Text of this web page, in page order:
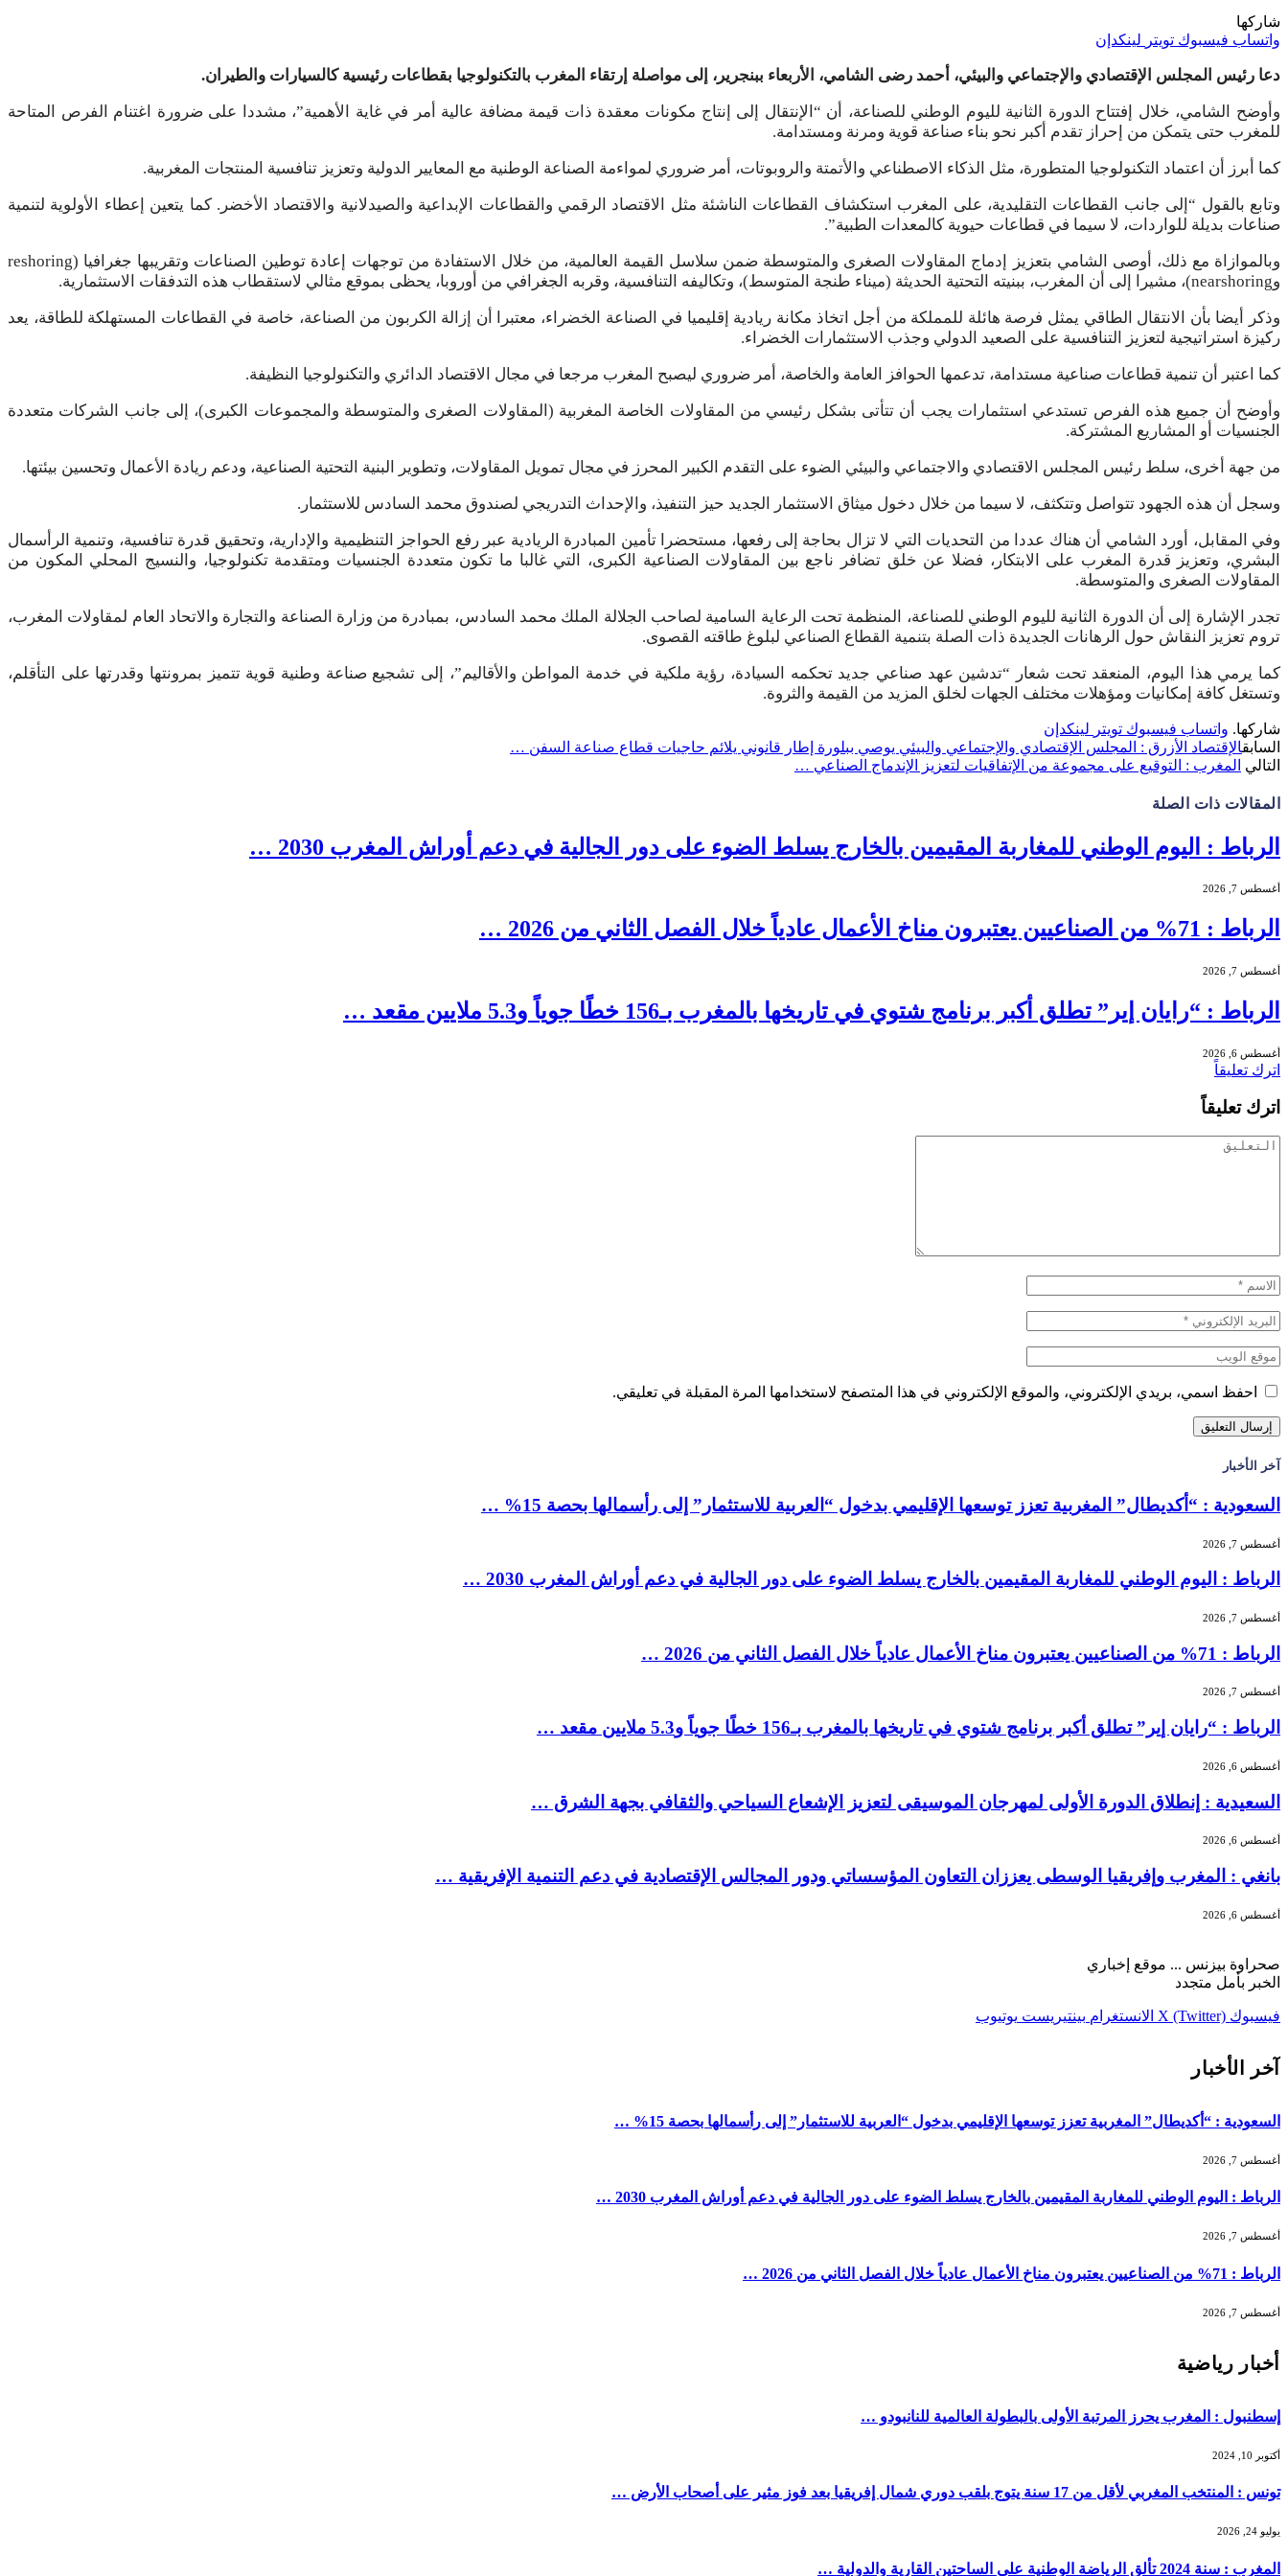
شاركها
واتساب فيسبوك تويتر لينكدإن
دعا رئيس المجلس الإقتصادي والإجتماعي والبيئي، أحمد رضى الشامي، الأربعاء ببنجرير، إلى مواصلة إرتقاء المغرب بالتكنولوجيا بقطاعات رئيسية كالسيارات والطيران.
وأوضح الشامي، خلال إفتتاح الدورة الثانية لليوم الوطني للصناعة، أن “الإنتقال إلى إنتاج مكونات معقدة ذات قيمة مضافة عالية أمر في غاية الأهمية”، مشددا على ضرورة اغتنام الفرص المتاحة
للمغرب حتى يتمكن من إحراز تقدم أكبر نحو بناء صناعة قوية ومرنة ومستدامة.
كما أبرز أن اعتماد التكنولوجيا المتطورة، مثل الذكاء الاصطناعي والأتمتة والروبوتات، أمر ضروري لمواءمة الصناعة الوطنية مع المعايير الدولية وتعزيز تنافسية المنتجات المغربية.
وتابع بالقول “إلى جانب القطاعات التقليدية، على المغرب استكشاف القطاعات الناشئة مثل الاقتصاد الرقمي والقطاعات الإبداعية والصيدلانية والاقتصاد الأخضر. كما يتعين إعطاء الأولوية لتنمية
صناعات بديلة للواردات، لا سيما في قطاعات حيوية كالمعدات الطبية”.
وبالموازاة مع ذلك، أوصى الشامي بتعزيز إدماج المقاولات الصغرى والمتوسطة ضمن سلاسل القيمة العالمية، من خلال الاستفادة من توجهات إعادة توطين الصناعات وتقريبها جغرافيا (reshoring
وnearshoring)، مشيرا إلى أن المغرب، ببنيته التحتية الحديثة (ميناء طنجة المتوسط)، وتكاليفه التنافسية، وقربه الجغرافي من أوروبا، يحظى بموقع مثالي لاستقطاب هذه التدفقات الاستثمارية.
وذكر أيضا بأن الانتقال الطاقي يمثل فرصة هائلة للمملكة من أجل اتخاذ مكانة ريادية إقليميا في الصناعة الخضراء، معتبرا أن إزالة الكربون من الصناعة، خاصة في القطاعات المستهلكة للطاقة، يعد
ركيزة استراتيجية لتعزيز التنافسية على الصعيد الدولي وجذب الاستثمارات الخضراء.
كما اعتبر أن تنمية قطاعات صناعية مستدامة، تدعمها الحوافز العامة والخاصة، أمر ضروري ليصبح المغرب مرجعا في مجال الاقتصاد الدائري والتكنولوجيا النظيفة.
وأوضح أن جميع هذه الفرص تستدعي استثمارات يجب أن تتأتى بشكل رئيسي من المقاولات الخاصة المغربية (المقاولات الصغرى والمتوسطة والمجموعات الكبرى)، إلى جانب الشركات متعددة
الجنسيات أو المشاريع المشتركة.
من جهة أخرى، سلط رئيس المجلس الاقتصادي والاجتماعي والبيئي الضوء على التقدم الكبير المحرز في مجال تمويل المقاولات، وتطوير البنية التحتية الصناعية، ودعم ريادة الأعمال وتحسين بيئتها.
وسجل أن هذه الجهود تتواصل وتتكثف، لا سيما من خلال دخول ميثاق الاستثمار الجديد حيز التنفيذ، والإحداث التدريجي لصندوق محمد السادس للاستثمار.
وفي المقابل، أورد الشامي أن هناك عددا من التحديات التي لا تزال بحاجة إلى رفعها، مستحضرا تأمين المبادرة الريادية عبر رفع الحواجز التنظيمية والإدارية، وتحقيق قدرة تنافسية، وتنمية الرأسمال
البشري، وتعزيز قدرة المغرب على الابتكار، فضلا عن خلق تضافر ناجع بين المقاولات الصناعية الكبرى، التي غالبا ما تكون متعددة الجنسيات ومتقدمة تكنولوجيا، والنسيج المحلي المكون من
المقاولات الصغرى والمتوسطة.
تجدر الإشارة إلى أن الدورة الثانية لليوم الوطني للصناعة، المنظمة تحت الرعاية السامية لصاحب الجلالة الملك محمد السادس، بمبادرة من وزارة الصناعة والتجارة والاتحاد العام لمقاولات المغرب،
تروم تعزيز النقاش حول الرهانات الجديدة ذات الصلة بتنمية القطاع الصناعي لبلوغ طاقته القصوى.
كما يرمي هذا اليوم، المنعقد تحت شعار “تدشين عهد صناعي جديد تحكمه السيادة، رؤية ملكية في خدمة المواطن والأقاليم”، إلى تشجيع صناعة وطنية قوية تتميز بمرونتها وقدرتها على التأقلم،
وتستغل كافة إمكانيات ومؤهلات مختلف الجهات لخلق المزيد من القيمة والثروة.
شاركها. واتساب فيسبوك تويتر لينكدإن
السابقالإقتصاد الأزرق : المجلس الإقتصادي والإجتماعي والبيئي يوصي ببلورة إطار قانوني يلائم حاجيات قطاع صناعة السفن …
التالي المغرب : التوقيع على مجموعة من الإتفاقيات لتعزيز الإندماج الصناعي …
المقالات ذات الصلة
الرباط : اليوم الوطني للمغاربة المقيمين بالخارج يسلط الضوء على دور الجالية في دعم أوراش المغرب 2030 …
أغسطس 7, 2026
الرباط : 71% من الصناعيين يعتبرون مناخ الأعمال عادياً خلال الفصل الثاني من 2026 …
أغسطس 7, 2026
الرباط : “رايان إير” تطلق أكبر برنامج شتوي في تاريخها بالمغرب بـ156 خطًا جوياً و5.3 ملايين مقعد …
أغسطس 6, 2026
اترك تعليقاً
اترك تعليقاً
احفظ اسمي، بريدي الإلكتروني، والموقع الإلكتروني في هذا المتصفح لاستخدامها المرة المقبلة في تعليقي.
آخر الأخبار
السعودية : “أكديطال” المغربية تعزز توسعها الإقليمي بدخول “العربية للاستثمار” إلى رأسمالها بحصة 15% …
أغسطس 7, 2026
الرباط : اليوم الوطني للمغاربة المقيمين بالخارج يسلط الضوء على دور الجالية في دعم أوراش المغرب 2030 …
أغسطس 7, 2026
الرباط : 71% من الصناعيين يعتبرون مناخ الأعمال عادياً خلال الفصل الثاني من 2026 …
أغسطس 7, 2026
الرباط : “رايان إير” تطلق أكبر برنامج شتوي في تاريخها بالمغرب بـ156 خطًا جوياً و5.3 ملايين مقعد …
أغسطس 6, 2026
السعيدية : إنطلاق الدورة الأولى لمهرجان الموسيقى لتعزيز الإشعاع السياحي والثقافي بجهة الشرق …
أغسطس 6, 2026
بانغي : المغرب وإفريقيا الوسطى يعززان التعاون المؤسساتي ودور المجالس الإقتصادية في دعم التنمية الإفريقية …
أغسطس 6, 2026
صحراوة بيزنس ... موقع إخباري
الخبر بأمل متجدد
فيسبوك X (Twitter) الانستغرام بينتيريست يوتيوب
آخر الأخبار
السعودية : “أكديطال” المغربية تعزز توسعها الإقليمي بدخول “العربية للاستثمار” إلى رأسمالها بحصة 15% …
أغسطس 7, 2026
الرباط : اليوم الوطني للمغاربة المقيمين بالخارج يسلط الضوء على دور الجالية في دعم أوراش المغرب 2030 …
أغسطس 7, 2026
الرباط : 71% من الصناعيين يعتبرون مناخ الأعمال عادياً خلال الفصل الثاني من 2026 …
أغسطس 7, 2026
أخبار رياضية
إسطنبول : المغرب يحرز المرتبة الأولى بالبطولة العالمية للنانبودو …
أكتوبر 10, 2024
تونس : المنتخب المغربي لأقل من 17 سنة يتوج بلقب دوري شمال إفريقيا بعد فوز مثير على أصحاب الأرض …
يوليو 24, 2026
المغرب : سنة 2024 تألق الرياضة الوطنية على الساحتين القارية والدولية …